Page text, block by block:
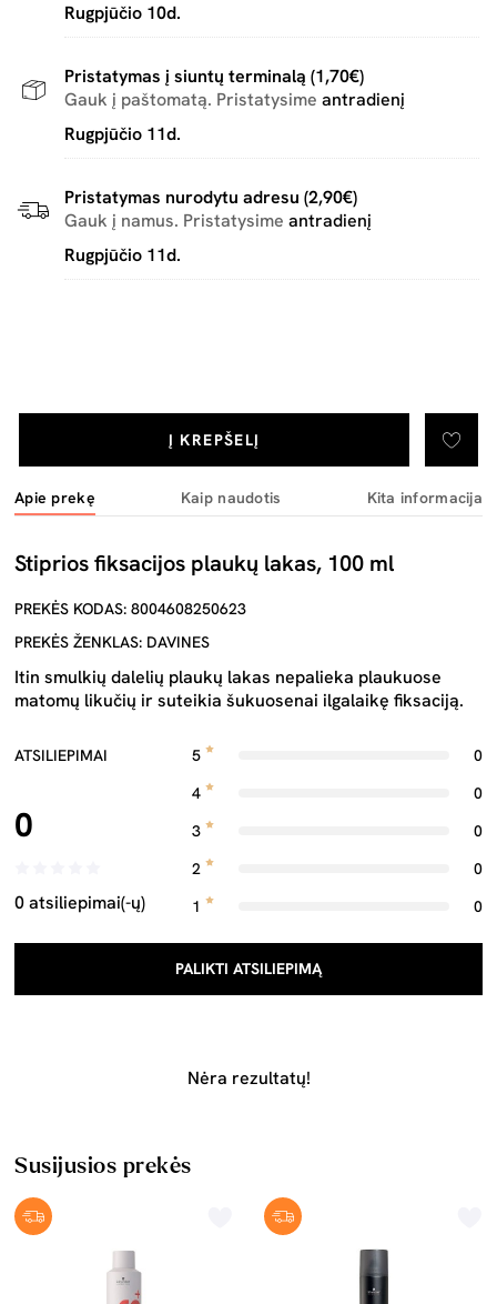
Į KREPŠELĮ
Rugpjūčio 10d.
Pristatymas į siuntų terminalą (1,70€)
Gauk į paštomatą. Pristatysime antradienį
Rugpjūčio 11d.
Pristatymas nurodytu adresu (2,90€)
Gauk į namus. Pristatysime antradienį
Rugpjūčio 11d.
Apie prekę Kaip naudotis Kita informacija
Stiprios fiksacijos plaukų lakas, 100 ml
PREKĖS KODAS: 8004608250623
PREKĖS ŽENKLAS: DAVINES
Itin smulkių dalelių plaukų lakas nepalieka plaukuose
matomų likučių ir suteikia šukuosenai ilgalaikę fiksaciją.
ATSILIEPIMAI
0
0 atsiliepimai(-ų)
5
0
4
0
3
0
2
0
1
0
PALIKTI ATSILIEPIMĄ
Nėra rezultatų!
Susijusios prekės